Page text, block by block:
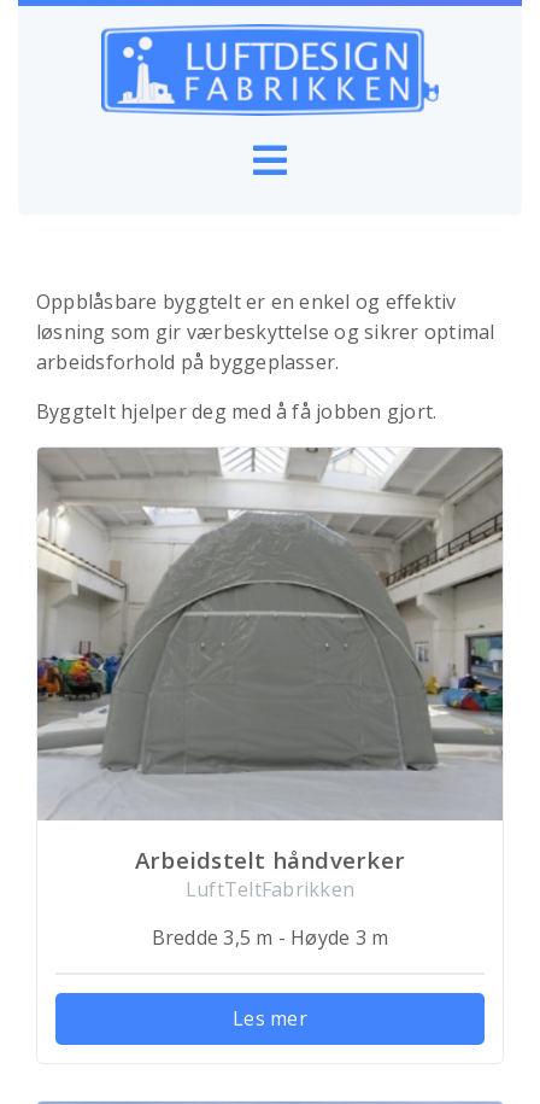
Oppblåsbare byggtelt er en enkel og effektiv
løsning som gir værbeskyttelse og sikrer optimal
arbeidsforhold på byggeplasser.
Byggtelt hjelper deg med å få jobben gjort.
Arbeidstelt håndverker
LuftTeltFabrikken
Bredde 3,5 m - Høyde 3 m
Les mer